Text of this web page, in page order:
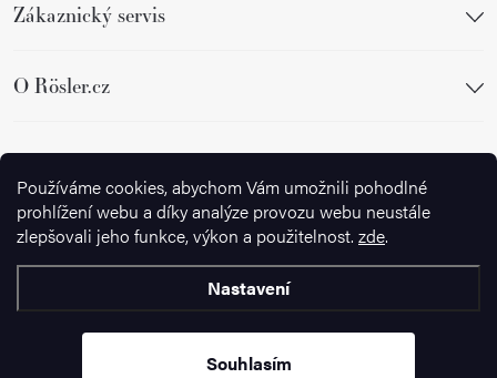
Používáme cookies, abychom Vám umožnili pohodlné
prohlížení webu a díky analýze provozu webu neustále
zlepšovali jeho funkce, výkon a použitelnost. zde.
Nastavení
Souhlasím
Zákaznický servis
O Rösler.cz
Sledujte nás